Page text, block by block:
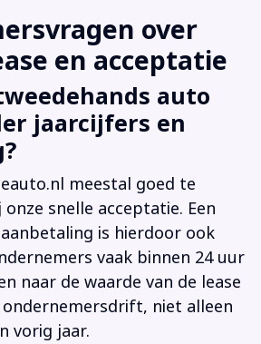
over
en acceptatie
auto
jaarcijfers en
meestal goed te
snelle acceptatie. Een
is hierdoor ook
vaak binnen 24 uur
naar de waarde van de lease
ondernemersdrift, niet alleen
vorig jaar.